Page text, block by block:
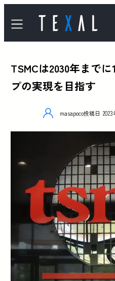
TSMCは2030年まで
プの実現を目指す
masapoco投稿日